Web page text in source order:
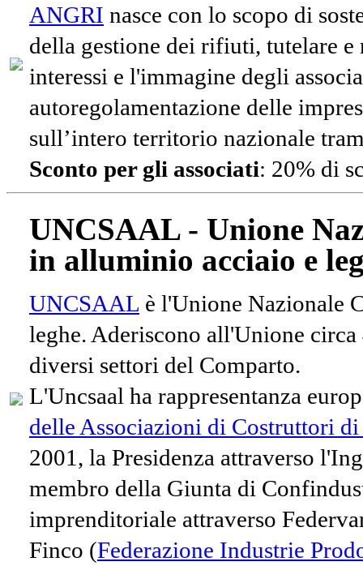
ANGRI nasce con lo scopo di
della gestione dei rifiuti, tutelare e
interessi e l'immagine degli
autoregolamentazione delle
sull’intero territorio nazionale
Sconto per gli associati: 20% di
UNCSAAL - Unione
in alluminio acciaio e
UNCSAAL è l'Unione Nazionale
leghe. Aderiscono all'Unione
diversi settori del Comparto.
L'Uncsaal ha rappresentanza
delle Associazioni di Costruttori
2001, la Presidenza attraverso
membro della Giunta di
imprenditoriale attraverso
Finco (Federazione Industrie